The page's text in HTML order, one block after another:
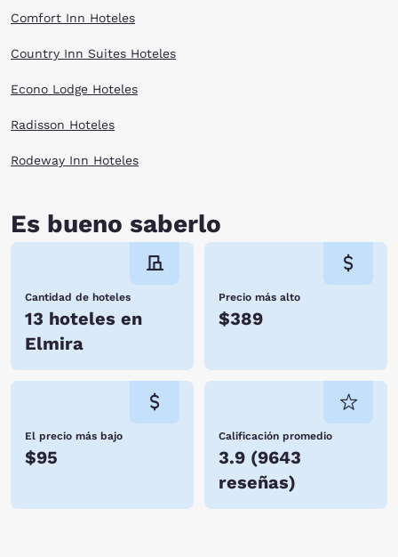
Comfort Inn Hoteles
Country Inn Suites Hoteles
Econo Lodge Hoteles
Radisson Hoteles
Rodeway Inn Hoteles
Es bueno saberlo
Cantidad de hoteles
13 hoteles en
Elmira
Precio más alto
$389
El precio más bajo
$95
Calificación promedio
3.9 (9643
reseñas)